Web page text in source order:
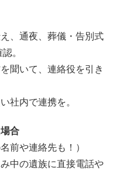
、通夜、葬儀・告別式
。
聞いて、連絡役を引き
社内で連携を。
合
前や連絡先も！）
中の遺族に直接電話や